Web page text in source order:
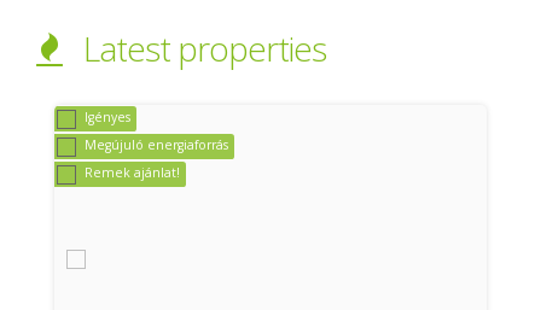
Latest properties
Igényes
Megújuló energiaforrás
Remek ajánlat!